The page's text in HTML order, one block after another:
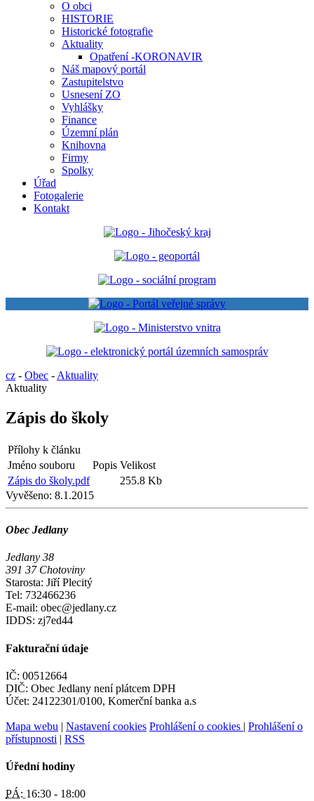
O obci
HISTORIE
Historické fotografie
Aktuality
Opatření -KORONAVIR
Náš mapový portál
Zastupitelstvo
Usnesení ZO
Vyhlášky
Finance
Územní plán
Knihovna
Firmy
Spolky
Úřad
Fotogalerie
Kontakt
cz - Obec - Aktuality
Aktuality
Zápis do školy
Přílohy k článku
Jméno souboru
Popis Velikost
Zápis do školy.pdf
255.8 Kb
Vyvěšeno: 8.1.2015
Obec Jedlany
Jedlany 38
391 37 Chotoviny
Starosta: Jiří Plecitý
Tel: 732466236
E-mail: obec@jedlany.cz
IDDS: zj7ed44
Fakturační údaje
IČ: 00512664
DIČ: Obec Jedlany není plátcem DPH
Účet: 24122301/0100, Komerční banka a.s
Mapa webu | Nastavení cookies Prohlášení o cookies | Prohlášení o
přístupnosti | RSS
Úřední hodiny
PÁ: 16:30 - 18:00